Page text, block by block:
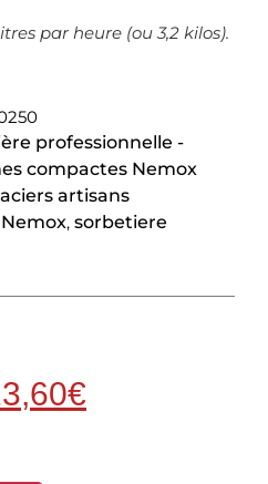
par heure (ou 3,2 kilos).
professionnelle -
compactes Nemox
artisans
Nemox, sorbetiere
€